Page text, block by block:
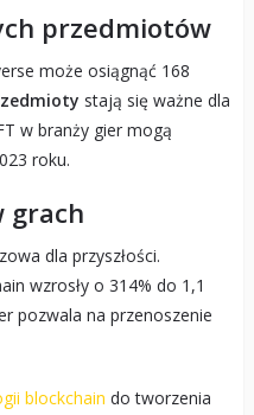
przedmiotów
może osiągnąć 168
stają się ważne dla
w branży gier mogą
roku.
grach
dla przyszłości.
wzrosły o 314% do 1,1
pozwala na przenoszenie
blockchain do tworzenia